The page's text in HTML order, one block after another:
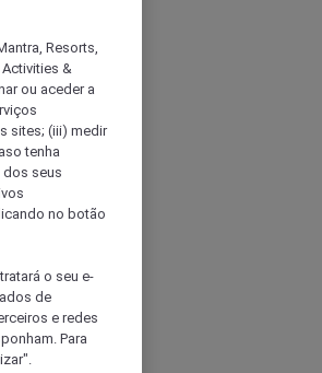
Resorts,
&
ou aceder a
sites; (iii) medir
tenha
dos seus
no botão
o seu e-
de
e redes
Para